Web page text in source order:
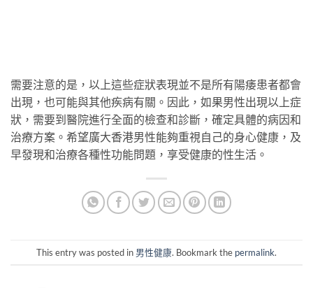
需要注意的是，以上這些症狀表現並不是所有陽痿患者都會
出現，也可能與其他疾病有關。因此，如果男性出現以上症
狀，需要到醫院進行全面的檢查和診斷，確定具體的病因和
治療方案。希望廣大香港男性能夠重視自己的身心健康，及
早發現和治療各種性功能問題，享受健康的性生活。
This entry was posted in 男性健康. Bookmark the permalink.